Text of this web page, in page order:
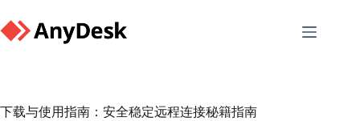
to
content
下载与使用指南：安全稳定远程连接秘籍指南